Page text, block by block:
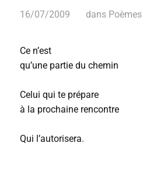
16/07/2009 dans Poèmes
Ce n’est
qu’une partie du chemin
Celui qui te prépare
à la prochaine rencontre
Qui l’autorisera.